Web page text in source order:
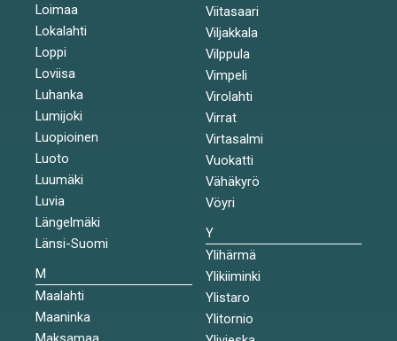
Loimaa
Lokalahti
Loppi
Loviisa
Luhanka
Lumijoki
Luopioinen
Luoto
Luumäki
Luvia
Längelmäki
Länsi-Suomi
M
Maalahti
Maaninka
Viitasaari
Viljakkala
Vilppula
Vimpeli
Virolahti
Virrat
Virtasalmi
Vuokatti
Vähäkyrö
Vöyri
Y
Ylihärmä
Ylikiiminki
Ylistaro
Ylitornio